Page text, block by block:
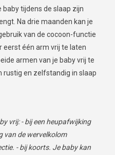
baby tijdens de slaap zijn
Na drie maanden kan je
van de cocoon-functie
één arm vrij te laten
armen van je baby vrij te
rustig en zelfstandig in slaap
vrij: - bij een heupafwijking
van de wervelkolom
- bij koorts. Je baby kan